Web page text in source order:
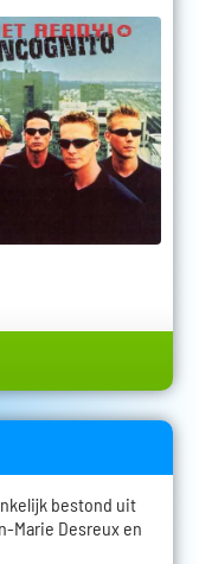
bestond uit
Marie Desreux en